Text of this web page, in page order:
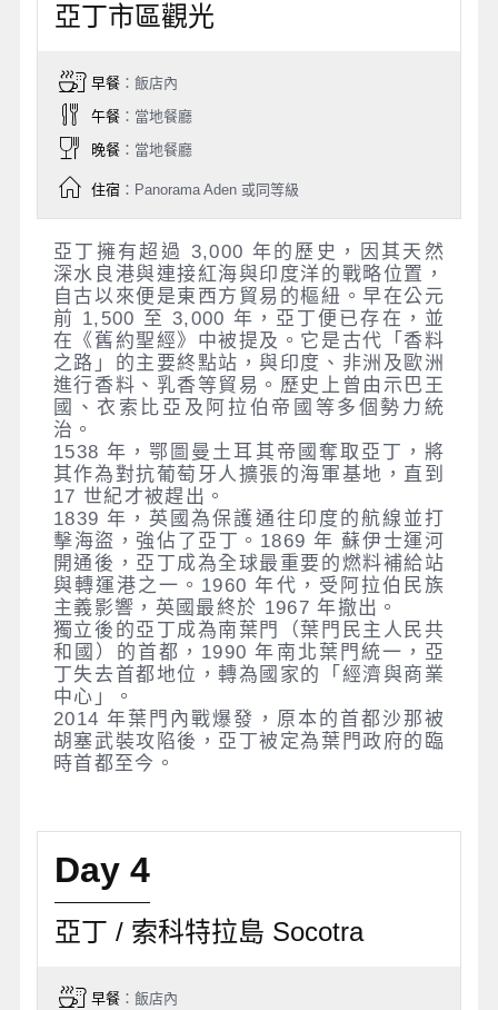
亞丁市區觀光
早餐：飯店內
午餐：當地餐廳
晚餐：當地餐廳
住宿：Panorama Aden 或同等級
亞丁擁有超過 3,000 年的歷史，因其天然
深水良港與連接紅海與印度洋的戰略位置，
自古以來便是東西方貿易的樞紐。早在公元
前 1,500 至 3,000 年，亞丁便已存在，並
在《舊約聖經》中被提及。它是古代「香料
之路」的主要終點站，與印度、非洲及歐洲
進行香料、乳香等貿易。歷史上曾由示巴王
國、衣索比亞及阿拉伯帝國等多個勢力統
治。
1538 年，鄂圖曼土耳其帝國奪取亞丁，將
其作為對抗葡萄牙人擴張的海軍基地，直到
17 世紀才被趕出。
1839 年，英國為保護通往印度的航線並打
擊海盜，強佔了亞丁。1869 年 蘇伊士運河
開通後，亞丁成為全球最重要的燃料補給站
與轉運港之一。1960 年代，受阿拉伯民族
主義影響，英國最終於 1967 年撤出。
獨立後的亞丁成為南葉門（葉門民主人民共
和國）的首都，1990 年南北葉門統一，亞
丁失去首都地位，轉為國家的「經濟與商業
中心」。
2014 年葉門內戰爆發，原本的首都沙那被
胡塞武裝攻陷後，亞丁被定為葉門政府的臨
時首都至今。
Day 4
亞丁 / 索科特拉島 Socotra
早餐：飯店內